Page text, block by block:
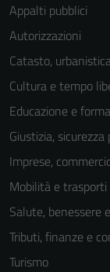
Appalti pubblici
Autorizzazioni
Catasto,
Cultura e tempo
Educazione e
Giustizia,
Imprese,
Mobilità e trasporti
Salute, benessere
Tributi, finanze e
Turismo